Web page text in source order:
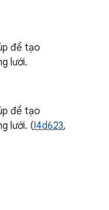
để tạo
lưới.
để tạo
lưới. (I4d623,